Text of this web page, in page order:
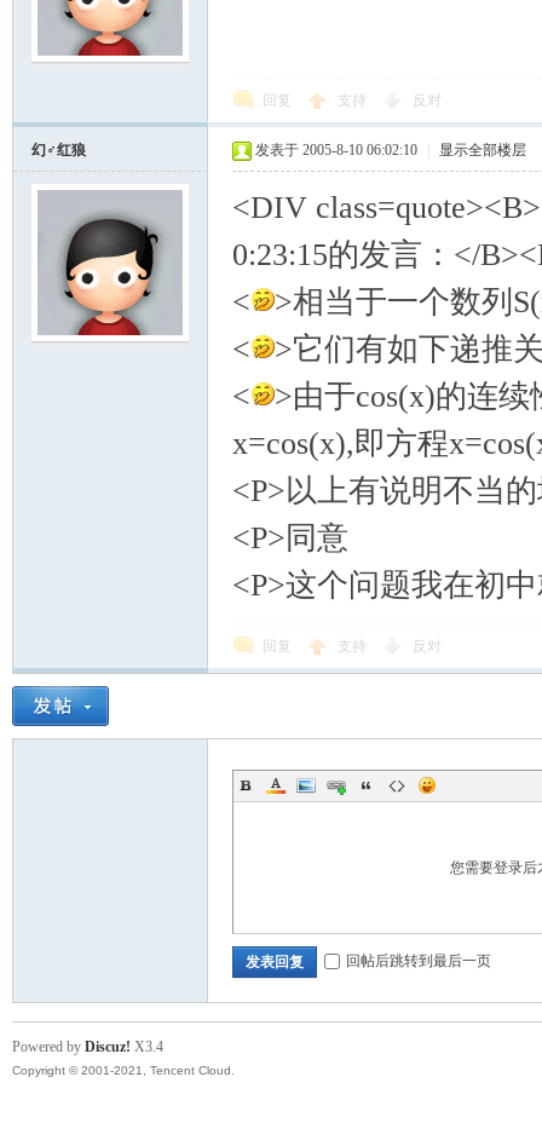
回复 支持 反对
幻♂红狼 发表于 2005-8-10 06:02:10 显示全部楼层
<DIV
0:23:15的发言：</
<
>相当于一个数列
<
>它们有如下递推
<
>由于cos(x)的连
x=cos(x),即方程
<P>以上有说明不当
<P>同意
<P>这个问题我在初
回复 支持 反对
您需要登录
发表回复 回帖后跳转到最后一页
Powered by Discuz! X3.4
Copyright © 2001-2021, Tencent Cloud.